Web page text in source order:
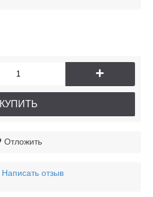
+
КУПИТЬ
Отложить
Написать отзыв